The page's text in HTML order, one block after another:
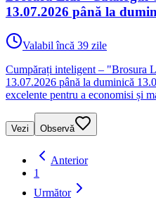
13.07.2026 până la
Valabil încă 39 zile
Cumpărați inteligent – "Brosura
13.07.2026 până la duminică
excelente pentru a economisi și
Vezi Observă
Anterior
1
Următor